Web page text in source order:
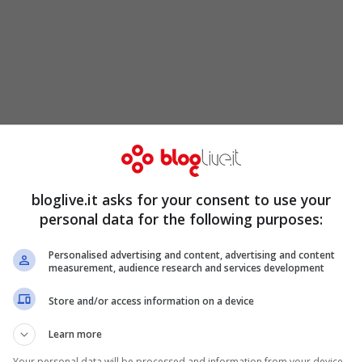
est domenica 28: le
Acea
bloglive.it asks for your consent to use your
personal data for the following purposes:
Personalised advertising and content, advertising and content
measurement, audience research and services development
Store and/or access information on a device
Learn more